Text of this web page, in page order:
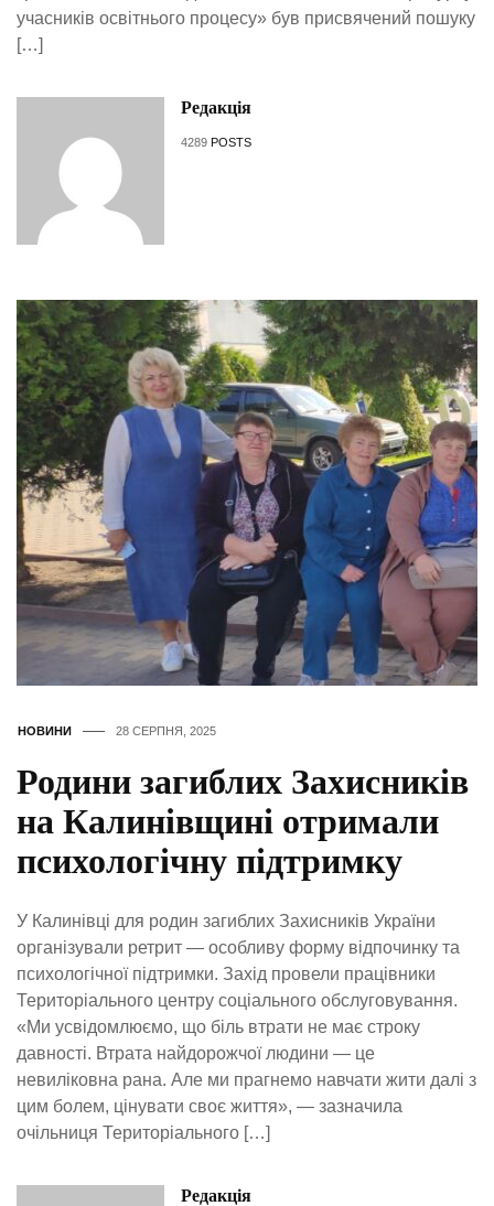
учасників освітнього процесу» був присвячений пошуку
[…]
Редакція
4289 POSTS
НОВИНИ 28 СЕРПНЯ, 2025
Родини загиблих Захисників
на Калинівщині отримали
психологічну підтримку
У Калинівці для родин загиблих Захисників України
організували ретрит — особливу форму відпочинку та
психологічної підтримки. Захід провели працівники
Територіального центру соціального обслуговування.
«Ми усвідомлюємо, що біль втрати не має строку
давності. Втрата найдорожчої людини — це
невиліковна рана. Але ми прагнемо навчати жити далі з
цим болем, цінувати своє життя», — зазначила
очільниця Територіального […]
Редакція